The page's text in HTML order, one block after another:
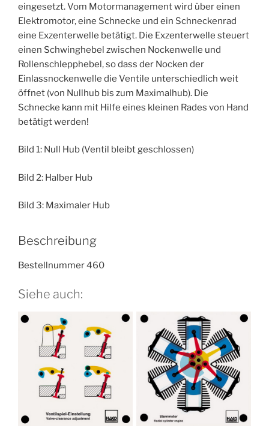
eingesetzt. Vom Motormanagement wird über einen
Elektromotor, eine Schnecke und ein Schneckenrad
eine Exzenterwelle betätigt. Die Exzenterwelle steuert
einen Schwinghebel zwischen Nockenwelle und
Rollenschlepphebel, so dass der Nocken der
Einlassnockenwelle die Ventile unterschiedlich weit
öffnet (von Nullhub bis zum Maximalhub). Die
Schnecke kann mit Hilfe eines kleinen Rades von Hand
betätigt werden!
Bild 1: Null Hub (Ventil bleibt geschlossen)
Bild 2: Halber Hub
Bild 3: Maximaler Hub
Beschreibung
Bestellnummer 460
Siehe auch: